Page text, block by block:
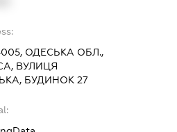
ОДЕСЬКА ОБЛ.,
ВУЛИЦЯ
БУДИНОК 27